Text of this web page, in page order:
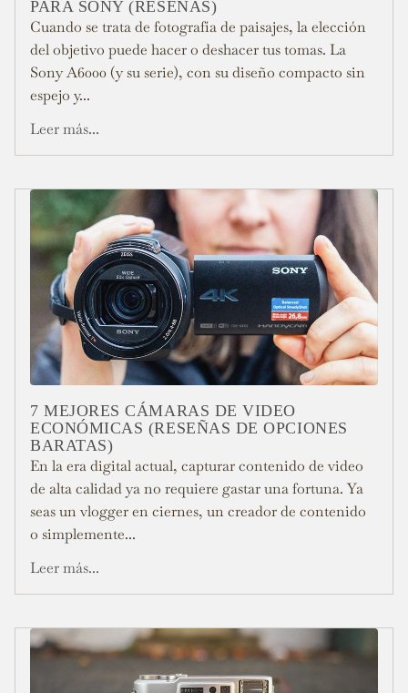
PARA SONY (RESEÑAS)
Cuando se trata de fotografía de paisajes, la elección
del objetivo puede hacer o deshacer tus tomas. La
Sony A6000 (y su serie), con su diseño compacto sin
espejo y...
Leer más...
7 MEJORES CÁMARAS DE VIDEO
ECONÓMICAS (RESEÑAS DE OPCIONES
BARATAS)
En la era digital actual, capturar contenido de video
de alta calidad ya no requiere gastar una fortuna. Ya
seas un vlogger en ciernes, un creador de contenido
o simplemente...
Leer más...